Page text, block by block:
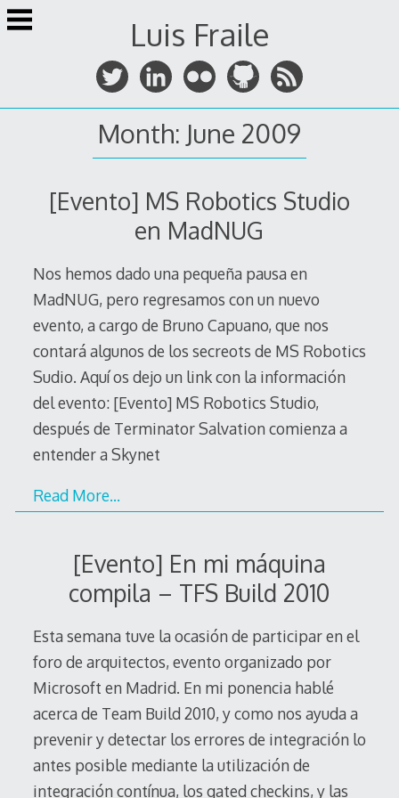
Skip
to
Luis Fraile
Month: June 2009
[Evento] MS Robotics Studio
en MadNUG
Nos hemos dado una pequeña pausa en
MadNUG, pero regresamos con un nuevo
evento, a cargo de Bruno Capuano, que nos
contará algunos de los secreots de MS Robotics
Sudio. Aquí os dejo un link con la información
del evento: [Evento] MS Robotics Studio,
después de Terminator Salvation comienza a
entender a Skynet
Read More…
[Evento] En mi máquina
compila – TFS Build 2010
Esta semana tuve la ocasión de participar en el
foro de arquitectos, evento organizado por
Microsoft en Madrid. En mi ponencia hablé
acerca de Team Build 2010, y como nos ayuda a
prevenir y detectar los errores de integración lo
antes posible mediante la utilización de
integración contínua, los gated checkins, y las